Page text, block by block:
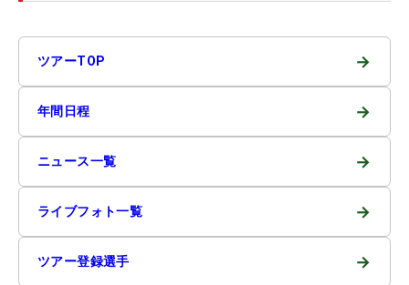
ツアーTOP →
年間日程 →
ニュース一覧 →
ライブフォト一覧 →
ツアー登録選手 →